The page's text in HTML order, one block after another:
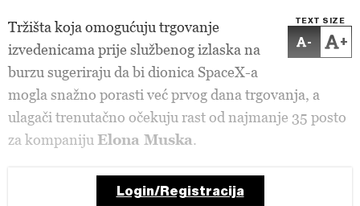
TEXT SIZE
- +
Tržišta koja omogućuju trgovanje
izvedenicama prije službenog izlaska na
burzu sugeriraju da bi dionica SpaceX-a
mogla snažno porasti već prvog dana trgovanja, a
ulagači trenutačno očekuju rast od najmanje 35 posto
za kompaniju Elona Muska.
Login/Registracija